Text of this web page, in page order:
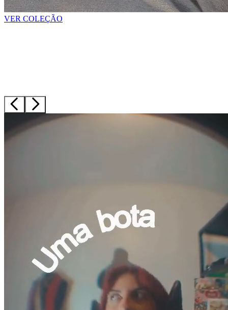
VER COLEÇÃO